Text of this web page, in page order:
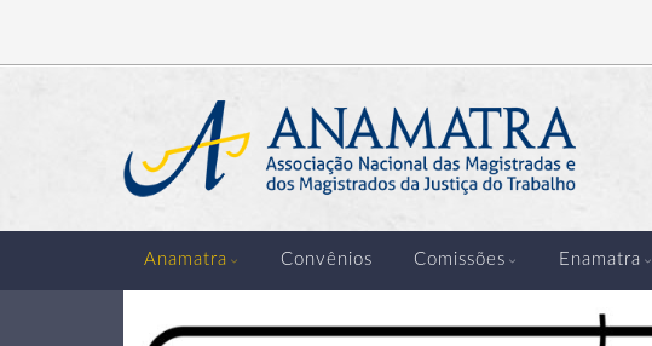
Anamatra Convênios Comissões Enamatra
Anterior